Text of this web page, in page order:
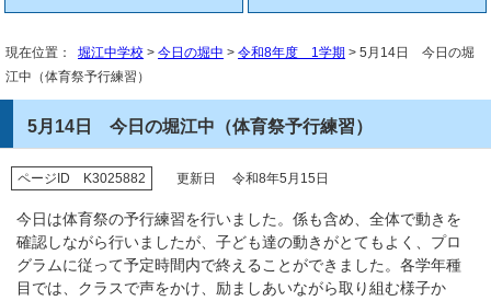
現在位置： 堀江中学校 > 今日の堀中 > 令和8年度 1学期 > 5月14日 今日の堀
江中（体育祭予行練習）
5月14日 今日の堀江中（体育祭予行練習）
ページID K3025882 更新日 令和8年5月15日
今日は体育祭の予行練習を行いました。係も含め、全体で動きを
確認しながら行いましたが、子ども達の動きがとてもよく、プロ
グラムに従って予定時間内で終えることができました。各学年種
目では、クラスで声をかけ、励ましあいながら取り組む様子か